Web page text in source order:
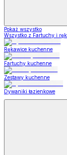
Pokaż wszystko
Wszystko z Fartuchy i
Rękawice kuchenne
Fartuchy kuchenne
Zestawy kuchenne
Dywaniki łazienkowe